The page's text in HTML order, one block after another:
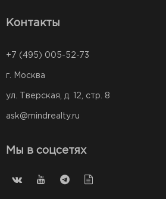
Контакты
+7 (495) 005-52-73
г. Москва
ул. Тверская, д. 12, стр. 8
ask@mindrealty.ru
Мы в соцсетях